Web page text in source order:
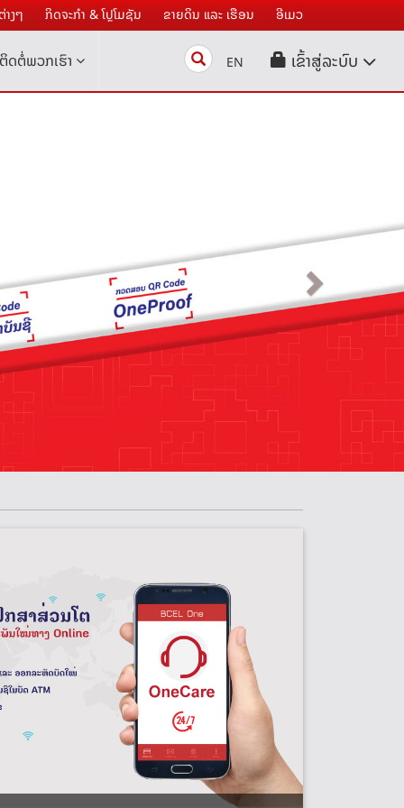
ງໆ ກິດຈະກໍາ & ໂປຼໂມຊັນ ຂາຍດິນ ແລະ ເຮືອນ ອີເມວ
ຕິດຕໍ່ພວກເຮົາ Search EN ເຂົ້າສູ່ລະບົບ